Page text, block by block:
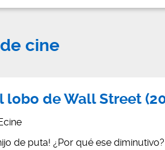
cine
lobo de Wall Street
de puta! ¿Por qué ese